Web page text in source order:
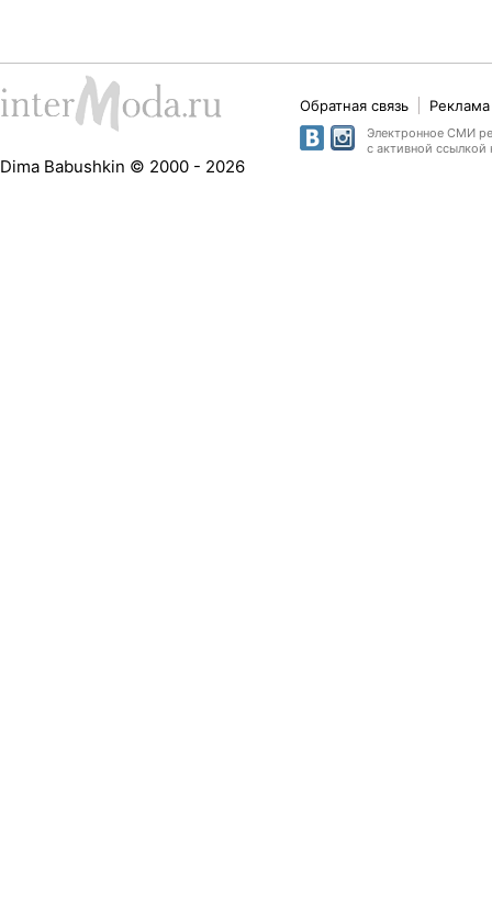
Dima Babushkin © 2000 - 2026
Обратная связь
Электронное СМИ
с активной ссылкой